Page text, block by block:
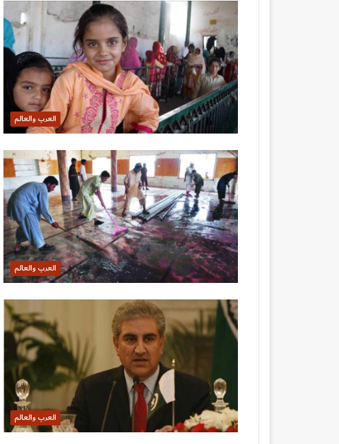
العرب والعالم
العرب والعالم
العرب والعالم